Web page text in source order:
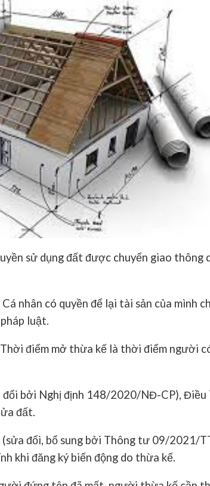
sử dụng đất được chuyển giao thông
nhân có quyền để lại tài sản của mình
luật.
điểm mở thừa kế là thời điểm người
bởi Nghị định 148/2020/NĐ-CP), Điều
đất.
(sửa đổi, bổ sung bởi Thông tư 09/2021/
khi đăng ký biến động do thừa kế.